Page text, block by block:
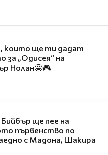
които ще ти дадат
за „Одисея“ на
Нолан🤩🎮
ще пее на
първенство по
с Мадона, Шакира